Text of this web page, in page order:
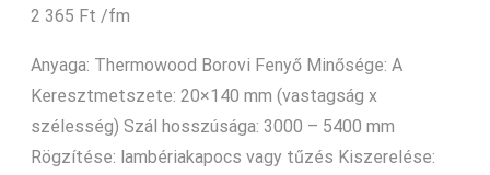
2 365 Ft /fm
Anyaga: Thermowood Borovi Fenyő Minősége: A
Keresztmetszete: 20×140 mm (vastagság x
szélesség) Szál hosszúsága: 3000 – 5400 mm
Rögzítése: lambériakapocs vagy tűzés Kiszerelése: